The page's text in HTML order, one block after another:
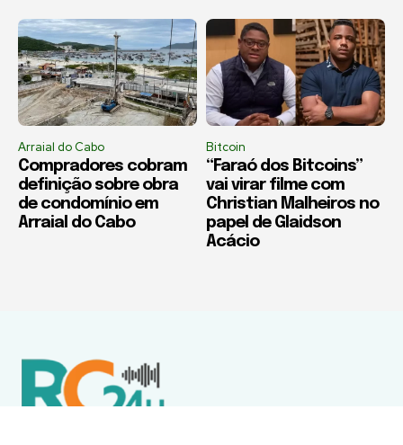
Arraial do Cabo
Compradores cobram
definição sobre obra
de condomínio em
Arraial do Cabo
Bitcoin
“Faraó dos Bitcoins”
vai virar filme com
Christian Malheiros no
papel de Glaidson
Acácio